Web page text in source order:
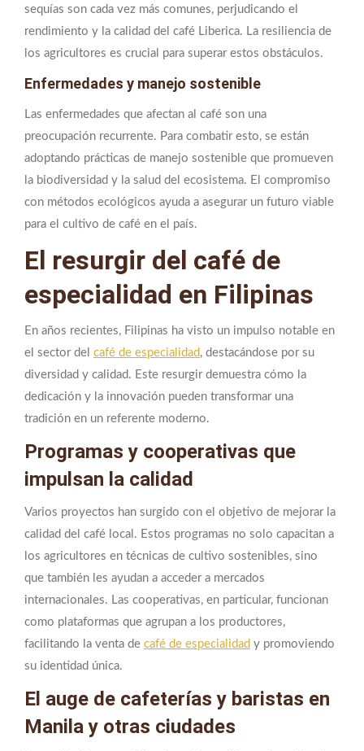
sequías son cada vez más comunes, perjudicando el
rendimiento y la calidad del café Liberica. La resiliencia de
los agricultores es crucial para superar estos obstáculos.
Enfermedades y manejo sostenible
Las enfermedades que afectan al café son una
preocupación recurrente. Para combatir esto, se están
adoptando prácticas de manejo sostenible que promueven
la biodiversidad y la salud del ecosistema. El compromiso
con métodos ecológicos ayuda a asegurar un futuro viable
para el cultivo de café en el país.
El resurgir del café de
especialidad en Filipinas
En años recientes, Filipinas ha visto un impulso notable en
el sector del café de especialidad , destacándose por su
diversidad y calidad. Este resurgir demuestra cómo la
dedicación y la innovación pueden transformar una
tradición en un referente moderno.
Programas y cooperativas que
impulsan la calidad
Varios proyectos han surgido con el objetivo de mejorar la
calidad del café local. Estos programas no solo capacitan a
los agricultores en técnicas de cultivo sostenibles, sino
que también les ayudan a acceder a mercados
internacionales. Las cooperativas, en particular, funcionan
como plataformas que agrupan a los productores,
facilitando la venta de café de especialidad y promoviendo
su identidad única.
El auge de cafeterías y baristas en
Manila y otras ciudades